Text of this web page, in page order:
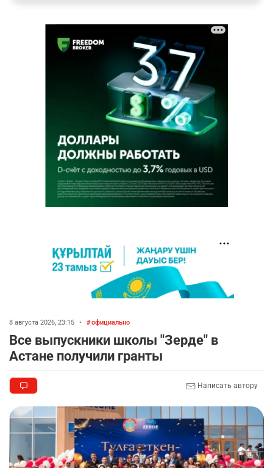
8 августа 2026, 23:15 • официально
Все выпускники школы "Зерде" в
Астане получили гранты
Написать автору